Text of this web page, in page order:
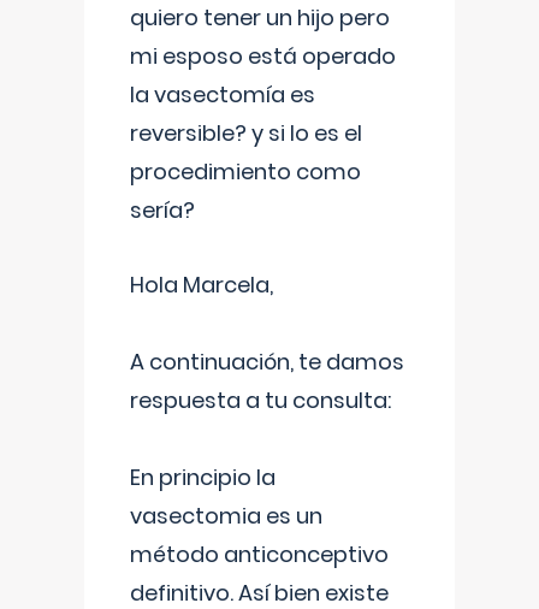
quiero tener un hijo pero
mi esposo está operado
la vasectomía es
reversible? y si lo es el
procedimiento como
sería?
Hola Marcela,
A continuación, te damos
respuesta a tu consulta:
En principio la
vasectomia es un
método anticonceptivo
definitivo. Así bien existe